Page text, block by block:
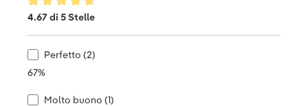
Valutazione media di 4.6 su 5 stelle
4.67 di 5 Stelle
Perfetto (2)
67%
Molto buono (1)